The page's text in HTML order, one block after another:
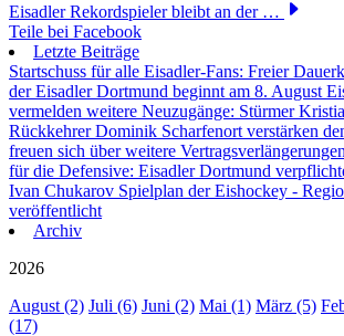
Eisadler Rekordspieler bleibt an der …
Teile bei Facebook
Letzte Beiträge
Startschuss für alle Eisadler-Fans: Freier
der Eisadler Dortmund beginnt am 8. August
vermelden weitere Neuzugänge: Stürmer
Rückkehrer Dominik Scharfenort verstärken
freuen sich über weitere Vertragsverlängerungen
für die Defensive: Eisadler Dortmund
Ivan Chukarov Spielplan der Eishockey -
veröffentlicht
Archiv
2026
August (2) Juli (6) Juni (2) Mai (1) März (5)
(17)